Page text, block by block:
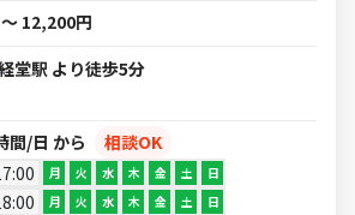
12,200円
堂駅 より徒歩5分
間/日 から
相談OK
月 火 水 木 金 土 日
月 火 水 木 金 土 日